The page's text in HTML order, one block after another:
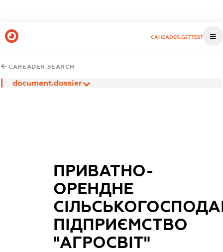
CAHEADER.GETTEST
CAHEADER.SEARCH
document.dossier
ПРИВАТНО-
ОРЕНДНЕ
ПІДПРИЄМСТВО
"АГРОСВІТ"